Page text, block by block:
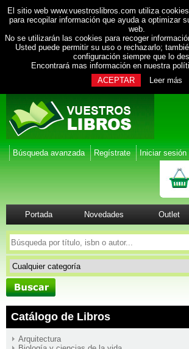
El sitio web www.vuestroslibros.com utiliza
para recopilar información que ayuda a optimizar
web.
No se utilizarán las cookies para recoger
Usted puede permitir su uso o rechazarlo;
configuración siempre que lo
Encontrará mas información en nuestra
ACEPTAR
Leer más
Búsqueda avanzada Regístrate Iniciar sesión
Portada Novedades Outlet
Catálogo de Libros
Arquitectura